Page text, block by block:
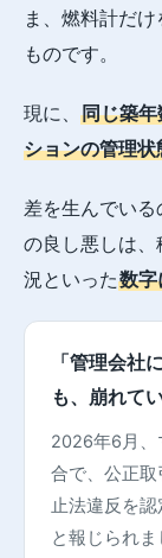
ま、燃料計だ
ものです。
現に、 同じ築
ションの管理
差を生んでい
の良し悪しは
況といった数字
「管理会社
も、崩れて
2026年6月、
合で、公正
止法違反を
と報じられ